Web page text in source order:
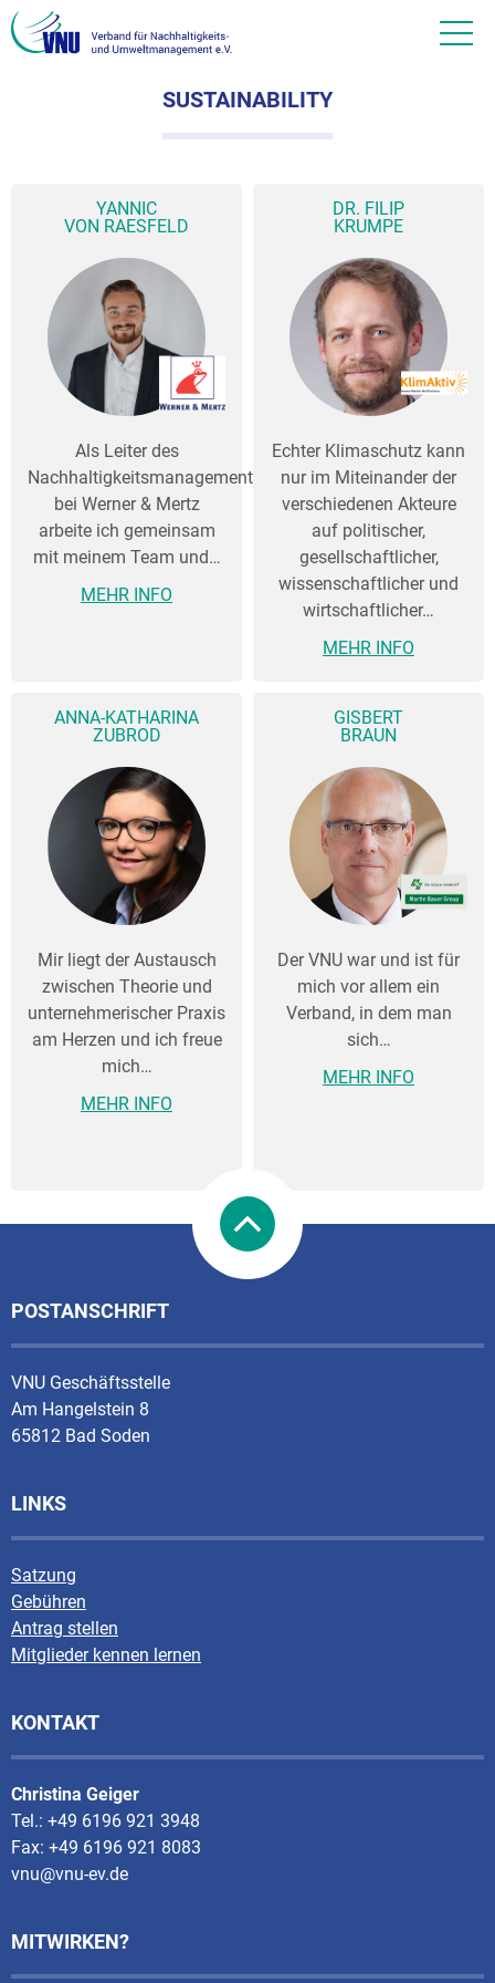
SUSTAINABILITY
YANNIC
VON RAESFELD
Als Leiter des
Nachhaltigkeitsmanagements
bei Werner & Mertz
arbeite ich gemeinsam
mit meinem Team und…
MEHR INFO
DR. FILIP
KRUMPE
Echter Klimaschutz kann
nur im Miteinander der
verschiedenen Akteure
auf politischer,
gesellschaftlicher,
wissenschaftlicher und
wirtschaftlicher…
MEHR INFO
ANNA-KATHARINA
ZUBROD
Mir liegt der Austausch
zwischen Theorie und
unternehmerischer Praxis
am Herzen und ich freue
mich…
MEHR INFO
GISBERT
BRAUN
Der VNU war und ist für
mich vor allem ein
Verband, in dem man
sich…
MEHR INFO
POSTANSCHRIFT
VNU Geschäftsstelle
Am Hangelstein 8
65812 Bad Soden
LINKS
Satzung
Gebühren
Antrag stellen
Mitglieder kennen lernen
KONTAKT
Christina Geiger
Tel.: +49 6196 921 3948
Fax: +49 6196 921 8083
vnu@vnu-ev.de
MITWIRKEN?